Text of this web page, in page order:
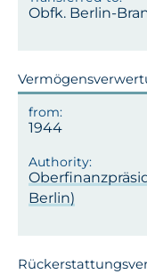
Obfk. Berlin-
1944
Berlin)